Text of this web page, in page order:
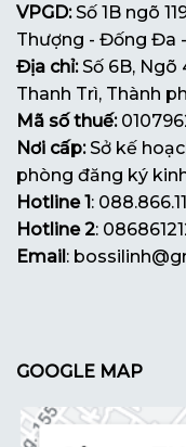
VPGD:Số 1B ngõ
Thượng - Đống Đa
Địa chỉ:Số 6B, Ngõ
Thanh Trì, Thành
Mã số thuế:
Nơi cấp:Sở kế
phòng đăng ký
Hotline 1:
Hotline 2:
Email:
GOOGLE MAP